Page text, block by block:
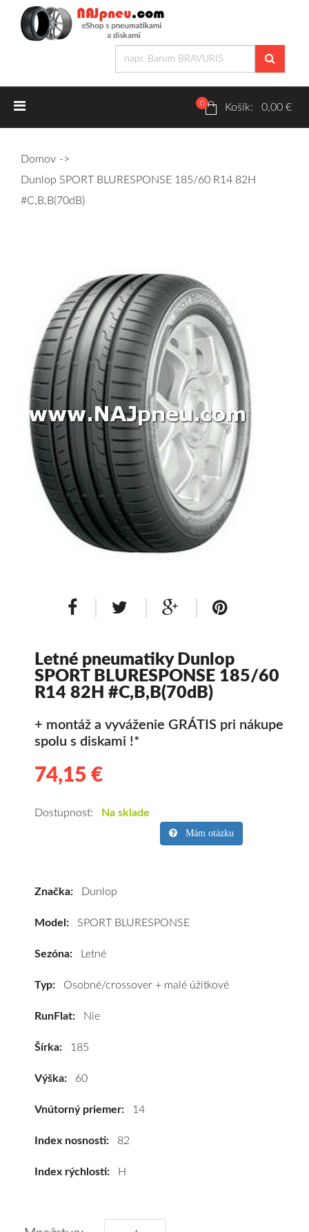
Letné pneumatiky
Dodávkové + malé úžitkové
Osobné/crossover + malé úžitkové
SUV/crossover + OFFRoad-ové
Dodávkové + malé úžitkové
Celoročné pneumatiky
Osobné/crossover + malé úžitkové
SUV/crossover + OFFRoad-ové
Dodávkové + malé úžitkové
Disky
Hliníkové / ALU disky / Elektróny
Puklice na kolesá Kontakt Blog
0 Košík: 0,00 €
Domov
Dunlop SPORT BLURESPONSE 185/60 R14 82H
#C,B,B(70dB)
Letné pneumatiky Dunlop
SPORT BLURESPONSE 185/60
R14 82H #C,B,B(70dB)
+ montáž a vyváženie GRÁTIS pri nákupe
spolu s diskami !*
74,15 €
pneumatiky
SPORT
R14
#C,B,B(70dB)
pneumatiky
na
Dostupnosť: Na sklade
Mám otázku
Značka: Dunlop
Model: SPORT BLURESPONSE
Sezóna: Letné
Typ: Osobné/crossover + malé úžitkové
RunFlat: Nie
Šírka: 185
Výška: 60
Vnútorný priemer: 14
Index nosnosti: 82
Index rýchlosti: H